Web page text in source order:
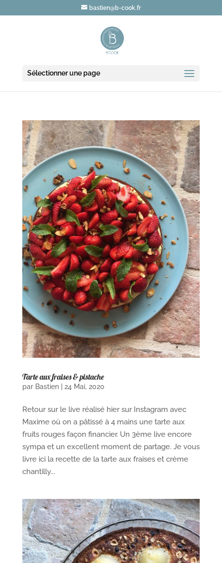
bastien@b-cook.fr
Sélectionner une page
Tarte aux fraises & pistache
par Bastien| 24 Mai, 2020
Retour sur le live réalisé hier sur Instagram avec
Maxime où on a pâtissé à 4 mains une tarte aux
fruits rouges façon financier. Un 3ème live encore
sympa et un excellent moment de partage. Je vous
livre ici la recette de la tarte aux fraises et crème
chantilly...